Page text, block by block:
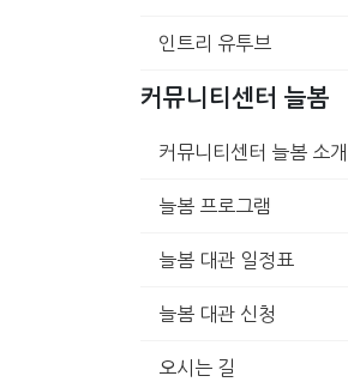
인트리 유투브
커뮤니티센터 늘봄
커뮤니티센터 늘봄 소개
늘봄 프로그램
늘봄 대관 일정표
늘봄 대관 신청
오시는 길